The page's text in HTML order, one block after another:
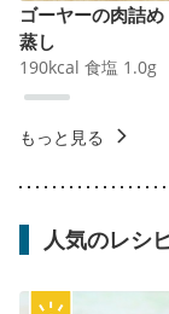
ゴーヤーの肉詰
蒸し
190kcal 食塩 1.0g
もっと見る
人気のレシ